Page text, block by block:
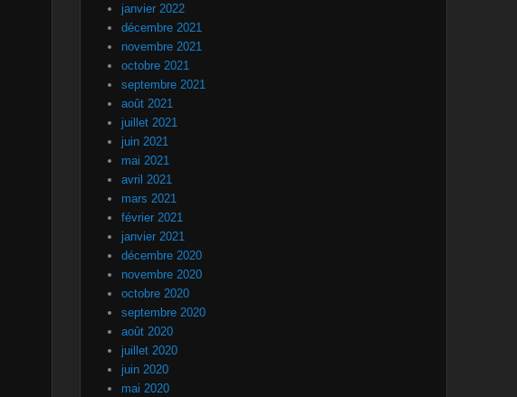
janvier 2022
décembre 2021
novembre 2021
octobre 2021
septembre 2021
août 2021
juillet 2021
juin 2021
mai 2021
avril 2021
mars 2021
février 2021
janvier 2021
décembre 2020
novembre 2020
octobre 2020
septembre 2020
août 2020
juillet 2020
juin 2020
mai 2020